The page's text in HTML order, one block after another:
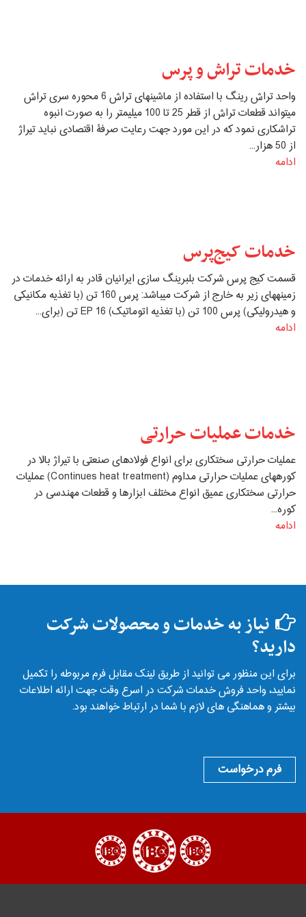
خدمات تراش و پرس
واحد تراش رینگ با استفاده از ماشین‏های تراش 6 محوره سری تراش
می‏تواند قطعات تراش از قطر 25 تا 100 میلیمتر را به صورت انبوه
تراشکاری نمود که در این مورد جهت رعایت صرفۀ اقتصادی نباید تیراژ
از 50 هزار...
ادامه
خدمات کیج‌پرس
قسمت کیج پرس شرکت بلبرینگ سازی ایرانیان قادر به ارائه خدمات در
زمینه‏های زیر به خارج از شرکت می‏باشد: پرس 160 تن (با تغذیه مکانیکی
و هیدرولیکی) پرس 100 تن (با تغذیه اتوماتیک) EP 16 تن (برای...
ادامه
خدمات عملیات حرارتی
عملیات حرارتی سخت‏کاری برای انواع فولادهای صنعتی با تیراژ بالا در
کوره‏های عملیات حرارتی مداوم (Continues heat treatment) عملیات
حرارتی سخت‏کاری عمیق انواع مختلف ابزارها و قطعات مهندسی در
کوره‏...
ادامه
نیاز به خدمات و محصولات شرکت
دارید؟
برای این منظور می توانید از طریق لینک مقابل فرم مربوطه را تکمیل
نمایید، واحد فروش خدمات شرکت در اسرع وقت جهت ارائه اطلاعات
بیشتر و هماهنگی های لازم با شما در ارتباط خواهند بود.
فرم درخواست